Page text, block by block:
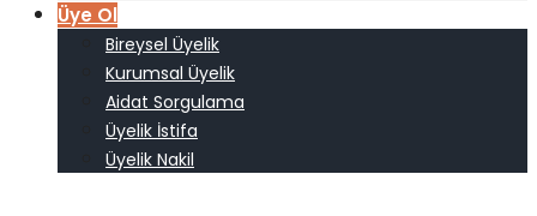
Üye Ol
Bireysel Üyelik
Kurumsal Üyelik
Aidat Sorgulama
Üyelik İstifa
Üyelik Nakil